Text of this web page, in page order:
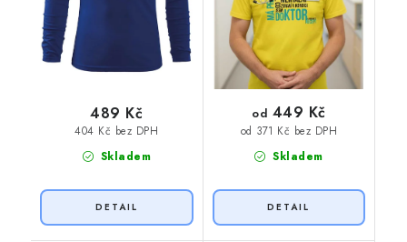
Skladem
404 Kč bez DPH
489 Kč
Skladem
od 371 Kč bez DPH
od 449 Kč